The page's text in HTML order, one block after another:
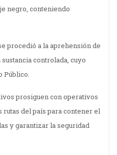
negro, conteniendo
procedió a la aprehensión de
controlada, cuyo
Público.
prosiguen con operativos
del país para contener el
y garantizar la seguridad